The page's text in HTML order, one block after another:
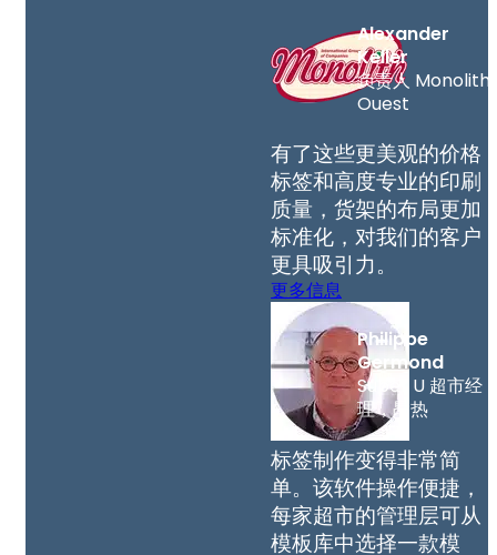
Alexander
Keller
负责人 Monolith
Ouest
有了这些更美观的价格
标签和高度专业的印刷
质量，货架的布局更加
标准化，对我们的客户
更具吸引力。
更多信息
Philippe
Germond
Super U 超市经
理，昂热
标签制作变得非常简
单。该软件操作便捷，
每家超市的管理层可从
模板库中选择一款模